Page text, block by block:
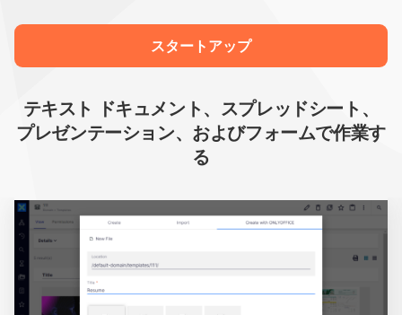
スタートアップ
テキスト ドキュメント、スプレッドシート、
プレゼンテーション、およびフォームで作業す
る